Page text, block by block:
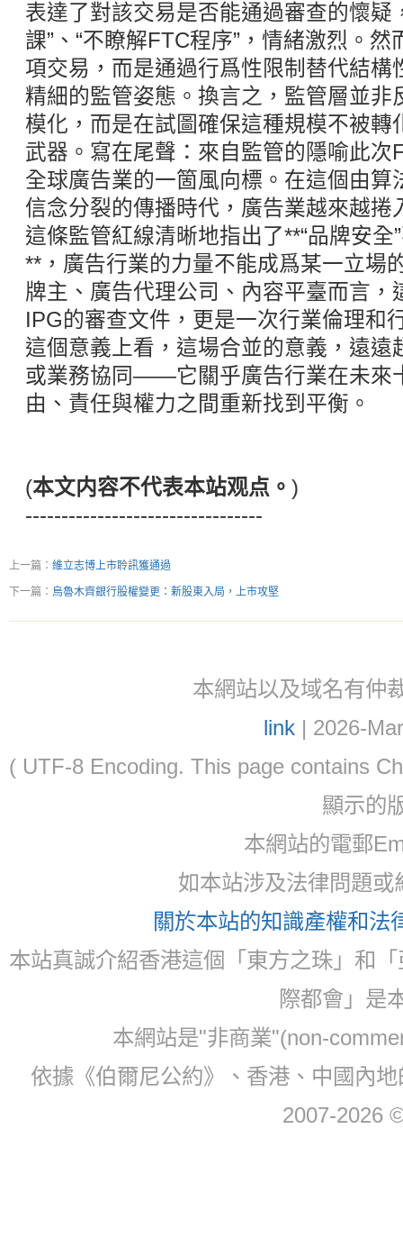
表達了對該交易是否能通過審查的懷疑
課”、“不瞭解FTC程序”，情緒激烈。
項交易，而是通過行爲性限制替代結構
精細的監管姿態。換言之，監管層並非
模化，而是在試圖確保這種規模不被轉
武器。寫在尾聲：來自監管的隱喻此次
全球廣告業的一箇風向標。在這個由算
信念分裂的傳播時代，廣告業越來越捲
這條監管紅線清晰地指出了**“品牌安全
**，廣告行業的力量不能成爲某一立場
牌主、廣告代理公司、內容平臺而言，
IPG的審查文件，更是一次行業倫理和
這個意義上看，這場合並的意義，遠遠
或業務協同——它關乎廣告行業在未來
由、責任與權力之間重新找到平衡。
(本文内容不代表本站观点。 )
---------------------------------
上一篇： 維立志博上市聆訊獲通過
下一篇： 烏魯木齊銀行股權變更：新股東入局，上市攻堅
本網站以及域名有仲
link| 2026-
( UTF-8 Encoding. This page contains
顯示的
本網站的電郵
如本站涉及法律問題
關於本站的知識產權和法
本站真誠介紹香港這個「東方之珠」和
際都會」是
本網站是"非商業"(non-
依據《伯爾尼公約》、香港、中國內
2007-2026